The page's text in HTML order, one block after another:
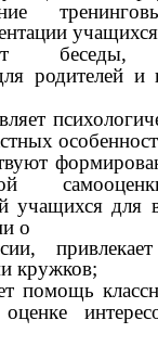
беседы,
родителей и
учащихся для
о
кружков;
помощь